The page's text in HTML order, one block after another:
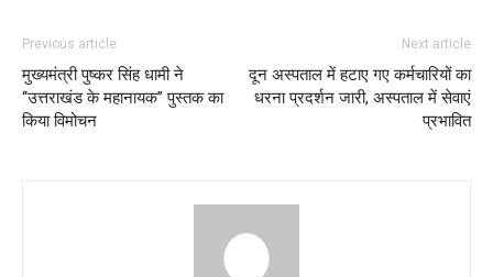
Previous article
मुख्यमंत्री पुष्कर सिंह धामी ने
‘‘उत्तराखंड के महानायक’’ पुस्तक का
किया विमोचन
Next article
दून अस्पताल में हटाए गए कर्मचारियों का
धरना प्रदर्शन जारी, अस्पताल में सेवाएं
प्रभावित